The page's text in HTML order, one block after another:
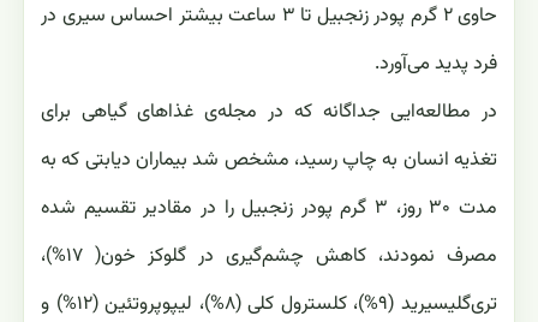
حاوی ۲ گرم پودر زنجبیل تا ۳ ساعت بیشتر احساس سیری در
فرد پدید می‌آورد.
در مطالعه‌ایی جداگانه که در مجله‌ی غذاهای گیاهی برای
تغذیه انسان به چاپ رسید، مشخص شد بیماران دیابتی که به
مدت ۳۰ روز، ۳ گرم پودر زنجبیل را در مقادیر تقسیم شده
مصرف نمودند، کاهش چشم‌گیری در گلوکز خون( ۱۷%)،
تری‌گلیسیرید (۹%)، کلسترول کلی (۸%)، لیپوپروتئین (۱۲%) و